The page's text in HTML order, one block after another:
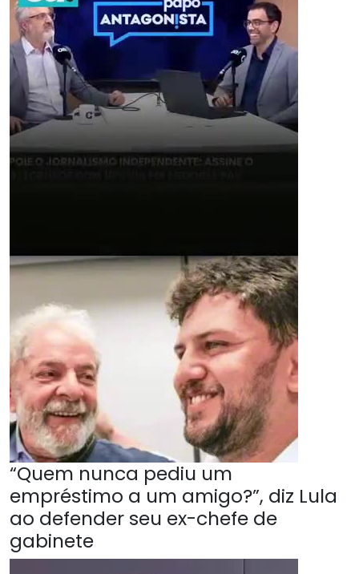
“Quem nunca pediu um
empréstimo a um amigo?”, diz Lula
ao defender seu ex-chefe de
gabinete